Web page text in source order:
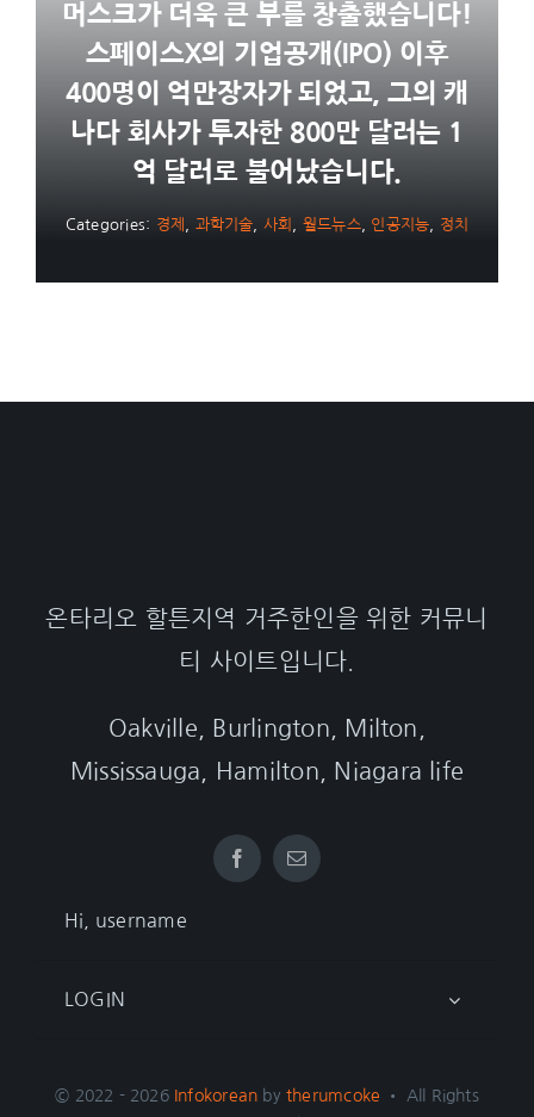
머스크가 더욱 큰 부를 창출했습니다!
스페이스X의 기업공개(IPO) 이후
400명이 억만장자가 되었고, 그의 캐
나다 회사가 투자한 800만 달러는 1
억 달러로 불어났습니다.
Categories: 경제 과학기술 사회 월드뉴스, 인공지능 정치
온타리오 할튼지역 거주한인을 위한 커뮤니
티 사이트입니다.
Oakville, Burlington, Milton,
Mississauga, Hamilton, Niagara life
Hi, username
LOGIN
© 2022 - 2026 Infokorean bytherumcoke • All Rights